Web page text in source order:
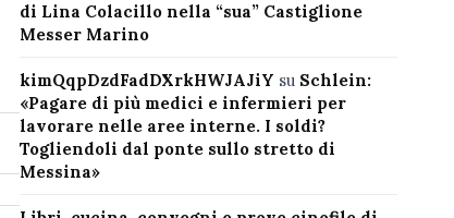
di Lina Colacillo nella “sua” Castiglione
Messer Marino
kimQqpDzdFadDXrkHWJAJiY su Schlein:
«Pagare di più medici e infermieri per
lavorare nelle aree interne. I soldi?
Togliendoli dal ponte sullo stretto di
Messina»